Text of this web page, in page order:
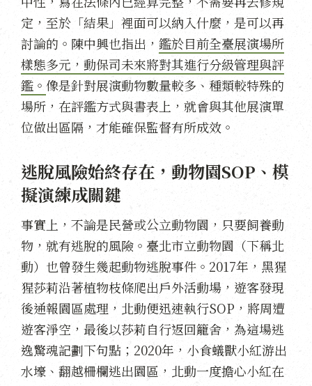
定，至於「結果」裡面可以納入什麼，是可以再
討論的。陳中興也指出， 鑑於目前全臺展演場所
樣態多元，動保司未來將對其進行分級管理與評
鑑。 像是針對展演動物數量較多、種類較特殊的
場所，在評鑑方式與書表上，就會與其他展演單
位做出區隔，才能確保監督有所成效。
逃脫風險始終存在，動物園SOP、模
擬演練成關鍵
事實上，不論是民營或公立動物園，只要飼養動
物，就有逃脫的風險。臺北市立動物園（下稱北
動）也曾發生幾起動物逃脫事件。2017年，黑猩
猩莎莉沿著植物枝條爬出戶外活動場，遊客發現
後通報園區處理，北動便迅速執行SOP，將周遭
遊客淨空，最後以莎莉自行返回籠舍，為這場逃
逸驚魂記劃下句點；2020年，小食蟻獸小紅游出
水壕、翻越柵欄逃出園區，北動一度擔心小紅在